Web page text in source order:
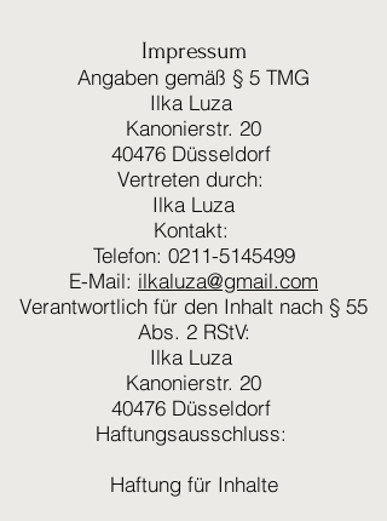
Impressum
Angaben gemäß § 5 TMG
Ilka Luza
Kanonierstr. 20
40476 Düsseldorf
Vertreten durch:
Ilka Luza
Kontakt:
Telefon: 0211-5145499
E-Mail: ilkaluza@gmail.com
Verantwortlich für den Inhalt nach § 55
Abs. 2 RStV:
Ilka Luza
Kanonierstr. 20
40476 Düsseldorf
Haftungsausschluss:
Haftung für Inhalte